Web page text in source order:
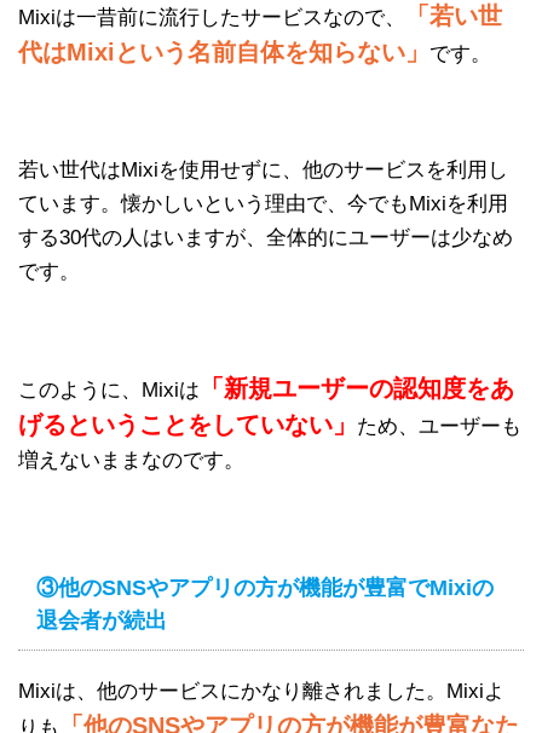
Mixiは一昔前に流行したサービスなので、
「若い世
代はMixiという名前自体を知らない」
です。
若い世代はMixiを使用せずに、他のサービスを利用し
ています。懐かしいという理由で、今でもMixiを利用
する30代の人はいますが、全体的にユーザーは少なめ
です。
このように、Mixiは
「新規ユーザーの認知度をあ
げるということをしていない」
ため、ユーザーも
増えないままなのです。
③他のSNSやアプリの方が機能が豊富でMixiの
退会者が続出
Mixiは、他のサービスにかなり離されました。Mixiよ
りも
「他のSNSやアプリの方が機能が豊富なた